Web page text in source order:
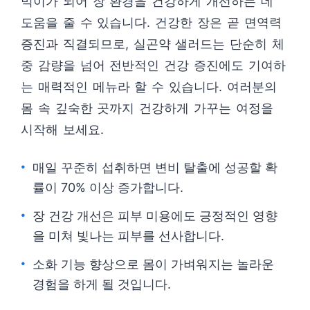
도움을 줄 수 있습니다. 건강한 장은 곧 면역력
증진과 직결되므로, 실곤약 샐러드는 단순히 체
중 감량을 넘어 전반적인 건강 증진에도 기여하
는 매력적인 메뉴라 할 수 있습니다. 여러분의
몸 속 깊숙한 곳까지 건강하게 가꾸는 여정을
시작해 보세요.
매일 꾸준히 섭취하면 변비 탈출에 성공할 확
률이 70% 이상 증가합니다.
장 건강 개선은 피부 미용에도 긍정적인 영향
을 미쳐 빛나는 피부를 선사합니다.
소화 기능 향상으로 몸이 가벼워지는 놀라운
경험을 하게 될 것입니다.